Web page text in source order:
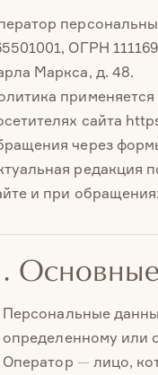
ОГРН
Маркса, д. 48.
сайта
через
редакция
и при
Персональные
определенному или
Оператор — лицо,